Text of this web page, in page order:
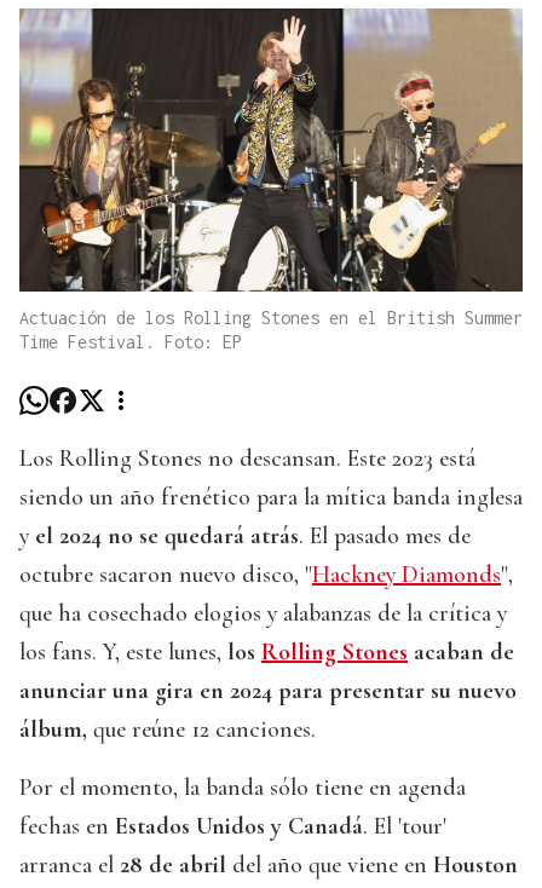
Actuación de los Rolling Stones en el British Summer
Time Festival. Foto: EP
Los Rolling Stones no descansan. Este 2023 está
siendo un año frenético para la mítica banda inglesa
y el 2024 no se quedará atrás. El pasado mes de
octubre sacaron nuevo disco, "Hackney Diamonds",
que ha cosechado elogios y alabanzas de la crítica y
los fans. Y, este lunes, los Rolling Stones acaban de
anunciar una gira en 2024 para presentar su nuevo
álbum, que reúne 12 canciones.
Por el momento, la banda sólo tiene en agenda
fechas en Estados Unidos y Canadá. El 'tour'
arranca el 28 de abril del año que viene en Houston